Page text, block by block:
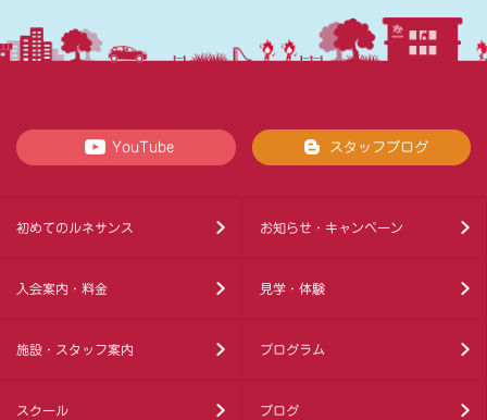
YouTube スタッフブログ
初めてのルネサンス お知らせ・キャンペーン
入会案内・料金 見学・体験
施設・スタッフ案内 プログラム
スクール ブログ